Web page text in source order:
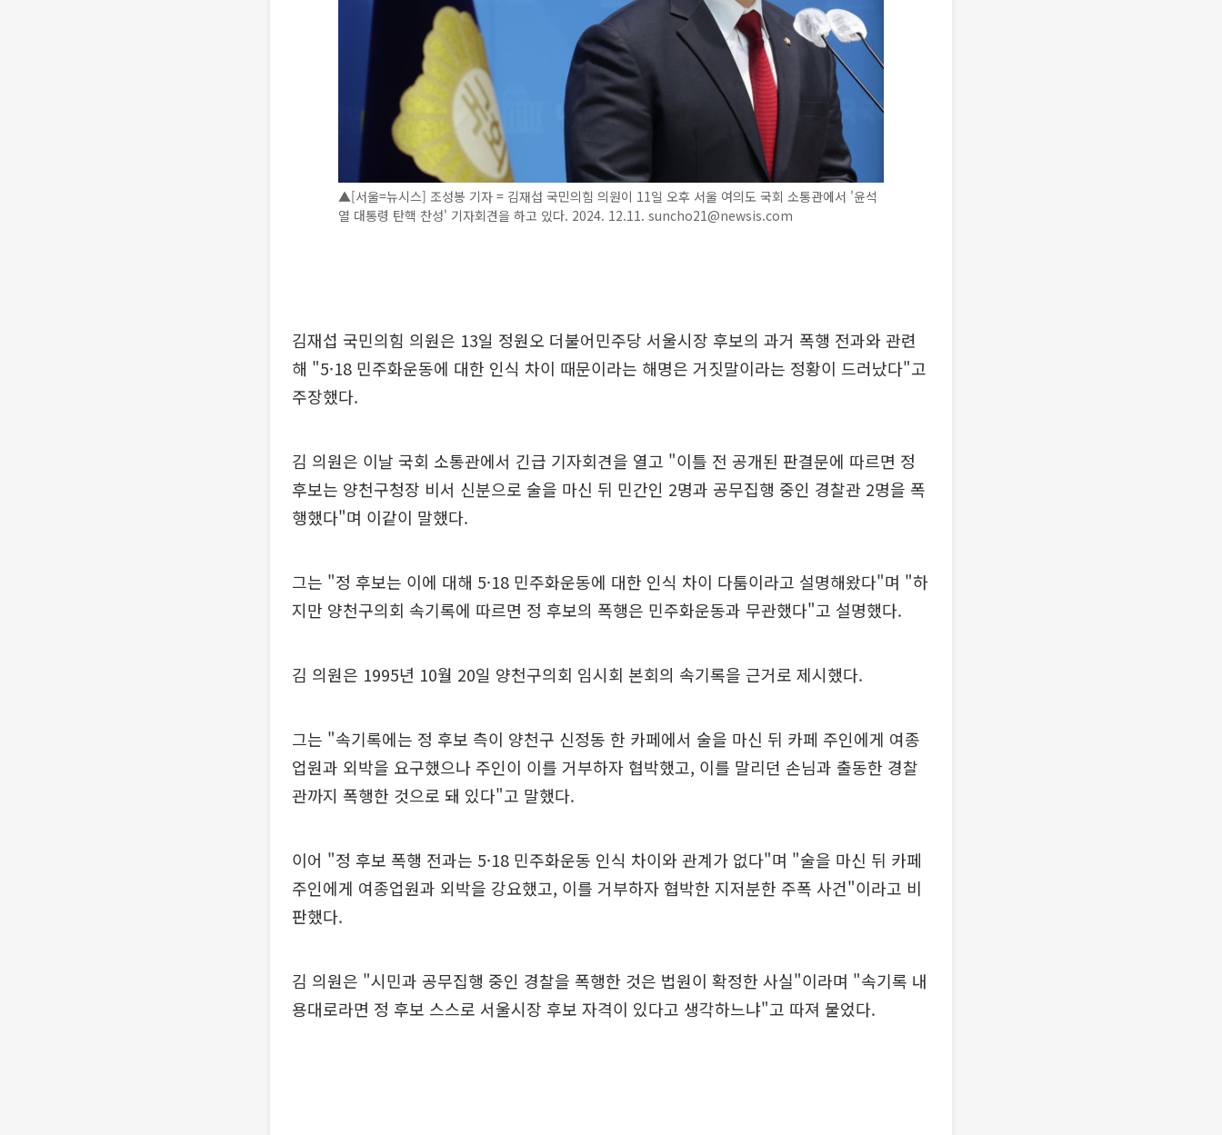
▲[서울=뉴시스] 조성봉 기자 = 김재섭 국민의힘 의원이 11일 오후 서울 여의도 국회 소통관에서 '윤석
열 대통령 탄핵 찬성' 기자회견을 하고 있다. 2024. 12.11. suncho21@newsis.com
김재섭 국민의힘 의원은 13일 정원오 더불어민주당 서울시장 후보의 과거 폭행 전과와 관련
해 "5·18 민주화운동에 대한 인식 차이 때문이라는 해명은 거짓말이라는 정황이 드러났다"고
주장했다.
김 의원은 이날 국회 소통관에서 긴급 기자회견을 열고 "이틀 전 공개된 판결문에 따르면 정
후보는 양천구청장 비서 신분으로 술을 마신 뒤 민간인 2명과 공무집행 중인 경찰관 2명을 폭
행했다"며 이같이 말했다.
그는 "정 후보는 이에 대해 5·18 민주화운동에 대한 인식 차이 다툼이라고 설명해왔다"며 "하
지만 양천구의회 속기록에 따르면 정 후보의 폭행은 민주화운동과 무관했다"고 설명했다.
김 의원은 1995년 10월 20일 양천구의회 임시회 본회의 속기록을 근거로 제시했다.
그는 "속기록에는 정 후보 측이 양천구 신정동 한 카페에서 술을 마신 뒤 카페 주인에게 여종
업원과 외박을 요구했으나 주인이 이를 거부하자 협박했고, 이를 말리던 손님과 출동한 경찰
관까지 폭행한 것으로 돼 있다"고 말했다.
이어 "정 후보 폭행 전과는 5·18 민주화운동 인식 차이와 관계가 없다"며 "술을 마신 뒤 카페
주인에게 여종업원과 외박을 강요했고, 이를 거부하자 협박한 지저분한 주폭 사건"이라고 비
판했다.
김 의원은 "시민과 공무집행 중인 경찰을 폭행한 것은 법원이 확정한 사실"이라며 "속기록 내
용대로라면 정 후보 스스로 서울시장 후보 자격이 있다고 생각하느냐"고 따져 물었다.